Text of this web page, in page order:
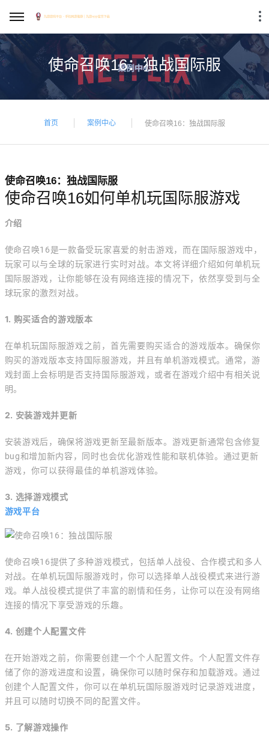
使命召唤16：独战国际服
首页 案例中心 使命召唤16：独战国际服
使命召唤16：独战国际服
使命召唤16如何单机玩国际服游戏
介绍
使命召唤16是一款备受玩家喜爱的射击游戏，而在国际服游戏中，
玩家可以与全球的玩家进行实时对战。本文将详细介绍如何单机玩
国际服游戏，让你能够在没有网络连接的情况下，依然享受到与全
球玩家的激烈对战。
1. 购买适合的游戏版本
在单机玩国际服游戏之前，首先需要购买适合的游戏版本。确保你
购买的游戏版本支持国际服游戏，并且有单机游戏模式。通常，游
戏封面上会标明是否支持国际服游戏，或者在游戏介绍中有相关说
明。
2. 安装游戏并更新
安装游戏后，确保将游戏更新至最新版本。游戏更新通常包含修复
bug和增加新内容，同时也会优化游戏性能和联机体验。通过更新
游戏，你可以获得最佳的单机游戏体验。
3. 选择游戏模式
游戏平台
使命召唤16提供了多种游戏模式，包括单人战役、合作模式和多人
对战。在单机玩国际服游戏时，你可以选择单人战役模式来进行游
戏。单人战役模式提供了丰富的剧情和任务，让你可以在没有网络
连接的情况下享受游戏的乐趣。
4. 创建个人配置文件
在开始游戏之前，你需要创建一个个人配置文件。个人配置文件存
储了你的游戏进度和设置，确保你可以随时保存和加载游戏。通过
创建个人配置文件，你可以在单机玩国际服游戏时记录游戏进度，
并且可以随时切换不同的配置文件。
5. 了解游戏操作